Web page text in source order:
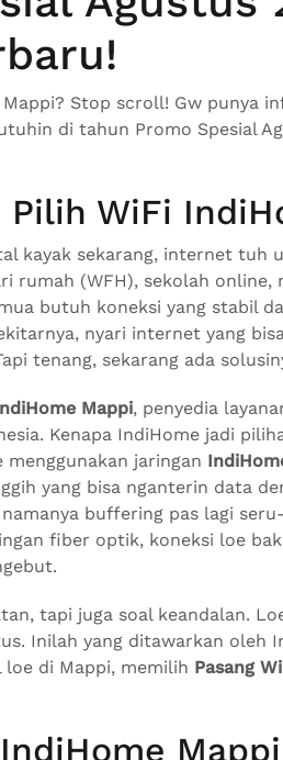
Stop scroll! Gw punya
di tahun Promo Spesial
Pilih WiFi
kayak sekarang, internet tuh
rumah (WFH), sekolah online,
butuh koneksi yang stabil
nyari internet yang
tenang, sekarang ada
Mappi, penyedia
Kenapa IndiHome jadi
jaringan
yang bisa nganterin data
buffering pas lagi
fiber optik, koneksi loe
tapi juga soal keandalan.
Inilah yang ditawarkan oleh
di Mappi, memilih Pasang